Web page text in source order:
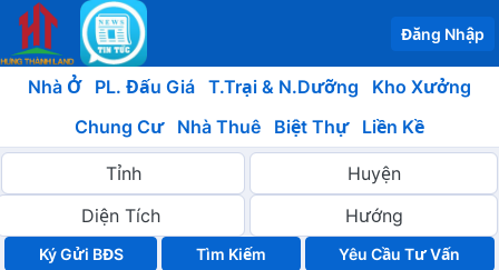
Đăng Nhập
Nhà Ở PL. Đấu Giá T.Trại & N.Dưỡng
Kho Xưởng
Chung Cư
Nhà Thuê Biệt Thự Liền Kề
Ký Gửi BĐS Yêu Cầu Tư Vấn